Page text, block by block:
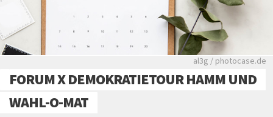
Rote leere
al3g / photocase.de
FORUM X DEMOKRATIETOUR HAMM UND
WAHL-O-MAT